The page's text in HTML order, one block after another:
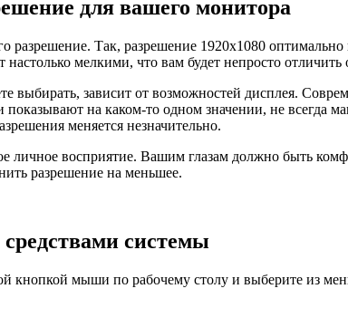
для вашего монитора
разрешение. Так, разрешение 1920х1080
мелкими, что вам будет непросто отличить
выбирать, зависит от возможностей дисплея.
на каком-то одном значении, не
меняется незначительно.
личное восприятие. Вашим глазам должно быть
разрешение на меньшее.
системы
кнопкой мыши по рабочему столу и выберите из